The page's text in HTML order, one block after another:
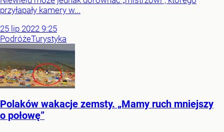
przyłapały kamery w...
25 lip 2022 9:25
PodróżeTurystyka
Polaków wakacje zemsty. „Mamy ruch mniejszy
o połowę”